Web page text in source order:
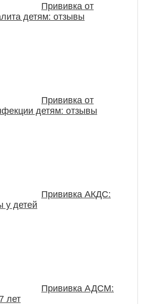
Прививка от
детям: отзывы
Прививка от
детям: отзывы
Прививка АКДС:
у детей
Прививка АДСМ:
лет